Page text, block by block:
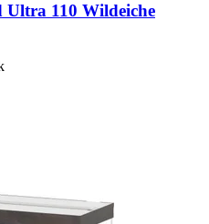
Ultra 110 Wildeiche